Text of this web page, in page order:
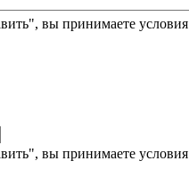
вы принимаете условия
вы принимаете условия